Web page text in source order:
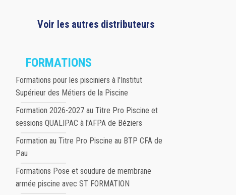
Voir les autres distributeurs
FORMATIONS
Formations pour les pisciniers à l'Institut
Supérieur des Métiers de la Piscine
Formation 2026-2027 au Titre Pro Piscine et
sessions QUALIPAC à l'AFPA de Béziers
Formation au Titre Pro Piscine au BTP CFA de
Pau
Formations Pose et soudure de membrane
armée piscine avec ST FORMATION